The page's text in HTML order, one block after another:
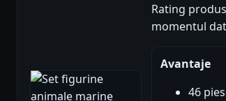
Rating
momentul
Avantaje
46